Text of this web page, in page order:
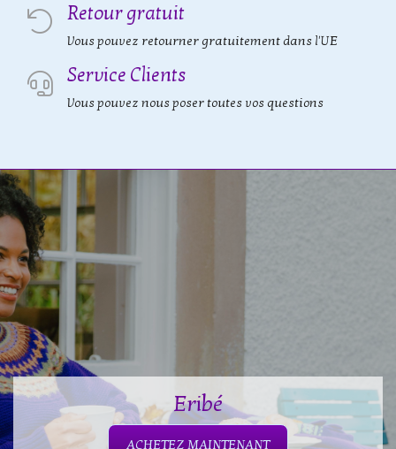
Retour gratuit
Vous pouvez retourner gratuitement dans l'UE
Service Clients
Vous pouvez nous poser toutes vos questions
Eribé
ACHETEZ MAINTENANT